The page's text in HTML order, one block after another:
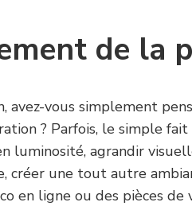
de la
avez-vous simplement
? Parfois, le simple
luminosité, agrandir
créer une tout autre
en ligne ou des pièces de